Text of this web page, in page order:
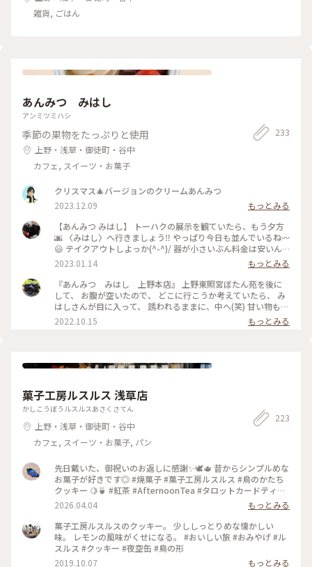
雑貨, ごはん
あんみつ みはし
アンミツミハシ
季節の果物をたっぷりと使用
上野・浅草・御徒町・谷中
カフェ, スイーツ・お菓子
233
クリスマス🎄バージョンのクリームあんみつ
2023.12.09
もっとみる
【あんみつ みはし】 トーハクの展示を観ていたら、もう夕方
🌆 〈みはし〉へ行きましょう‼️ やっぱり今日も並んでいるね〰️
😃 テイクアウトしよっか(^-^)/ 器が小さいぶん料金は安いん
だよ💴✨👛 ﾌｯﾌｯﾌｯ♪(/ω＼*) どれにしよう ♪ヽ(´▽｀)/ みつま
め…… 480円 × 2 豆かん…………480円 白玉金時………460円
＿＿＿＿＿＿＿＿＿＿＿ 1900円（税込） お買い上げ＼(^o^)
／ えっ👀⁉️ みつまめしか写ってないじゃないかっって⁉️ だっ
て、写真を撮る前に食べちゃったんだもん😛 ここの寒天、し
げ袋が高級感があっていいんだわ〰️💕 紙も厚いし底板が入っ
つまめには杏が入っていた #季節の限定いちごみつまめも捨て
2023.01.14
もっとみる
『あんみつ みはし 上野本店』 上野東照宮ぼたん苑を後に
して、 お腹が空いたので、 どこに行こうか考えていたら、 み
はしさんが目に入って、 誘われるままに、中へ(笑) 甘い物も、
しょっぱいものも食べたくて(笑) あわぜんざいと磯辺焼きを注
文。 ほぼ同時に来ました(笑) 先に、磯辺焼きをいただきまし
っとしていて、 あわと合わせて食べると、 本当に美味しい🥰
も、食べたかったから、 幸せでした🥰🥰🥰 次回は、あんみ
つ、食べに行きます(笑) #私のことりっぷ2022#Myことりっぷ
#秋いろとりどり#みはし#あんみつみはし#あわぜんざい#磯辺
焼き#日本茶#nikonfe2#散歩フィルム
2022.10.15 もっとみる
菓子工房ルスルス 浅草店
かしこうぼうルスルスあさくさてん
上野・浅草・御徒町・谷中
カフェ, スイーツ・お菓子, パン
223
先日戴いた、御祝いのお返しに感謝✨🕊️🫖 昔からシンプルめな
お菓子が好きです◎ #焼菓子 #菓子工房ルスルス #鳥のかたち
クッキー 🍋🍵 #紅茶 #AfternoonTea #タロットカードティー
🐰
2026.04.04
もっとみる
菓子工房ルスルスのクッキー。 少ししっとりめな懐かしい
味。 レモンの風味がくせになる。 #おいしい旅 #おみやげ #ル
スルス #クッキー #夜空缶 #鳥の形
2019.10.07
もっとみる